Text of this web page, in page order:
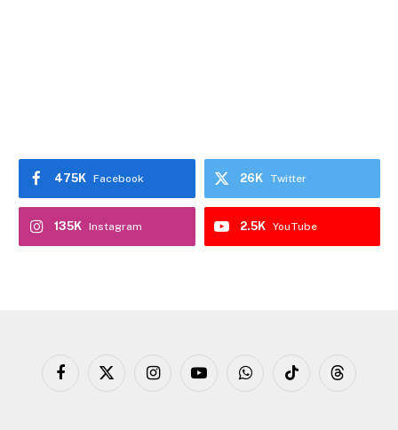
Facebook
475K Twitter
26K
Instagram
135K YouTube
2.5K
Facebook
X
InstagramYouTubeWhatsAppTikTok Threads